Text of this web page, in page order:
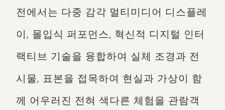
전에서는 다중 감각 멀티미디어 디스플레
이, 몰입식 퍼포먼스, 혁신적 디지털 인터
랙티브 기술을 융합하여 실체 조경과 전
시물, 표본을 접목하여 현실과 가상이 함
께 어우러진 전혀 색다른 체험을 관람객